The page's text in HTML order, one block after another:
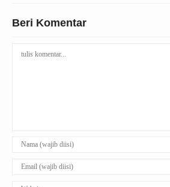
Beri Komentar